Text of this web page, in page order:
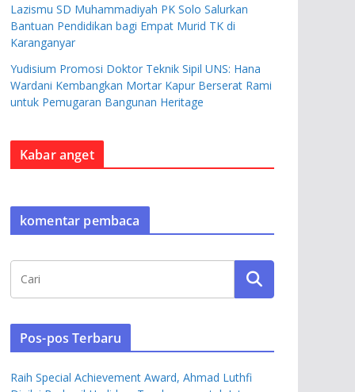
Lazismu SD Muhammadiyah PK Solo Salurkan
Bantuan Pendidikan bagi Empat Murid TK di
Karanganyar
Yudisium Promosi Doktor Teknik Sipil UNS: Hana
Wardani Kembangkan Mortar Kapur Berserat Rami
untuk Pemugaran Bangunan Heritage
Kabar anget
komentar pembaca
Pos-pos Terbaru
Raih Special Achievement Award, Ahmad Luthfi